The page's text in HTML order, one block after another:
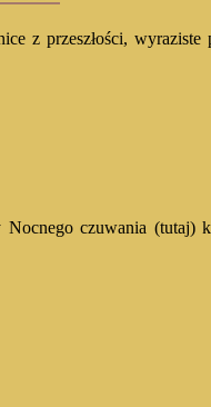
z przeszłości,
czuwania